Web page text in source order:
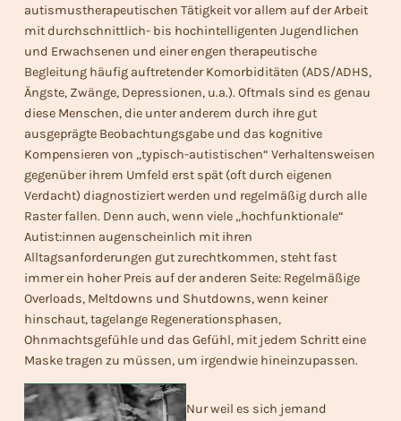
autismustherapeutischen Tätigkeit vor allem auf der Arbeit
mit durchschnittlich- bis hochintelligenten Jugendlichen
und Erwachsenen und einer engen therapeutische
Begleitung häufig auftretender Komorbiditäten (ADS/ADHS,
Ängste, Zwänge, Depressionen, u.a.). Oftmals sind es genau
diese Menschen, die unter anderem durch ihre gut
ausgeprägte Beobachtungsgabe und das kognitive
Kompensieren von „typisch-autistischen“ Verhaltensweisen
gegenüber ihrem Umfeld erst spät (oft durch eigenen
Verdacht) diagnostiziert werden und regelmäßig durch alle
Raster fallen. Denn auch, wenn viele „hochfunktionale“
Autist:innen augenscheinlich mit ihren
Alltagsanforderungen gut zurechtkommen, steht fast
immer ein hoher Preis auf der anderen Seite: Regelmäßige
Overloads, Meltdowns und Shutdowns, wenn keiner
hinschaut, tagelange Regenerationsphasen,
Ohnmachtsgefühle und das Gefühl, mit jedem Schritt eine
Maske tragen zu müssen, um irgendwie hineinzupassen.
Nur weil es sich jemand